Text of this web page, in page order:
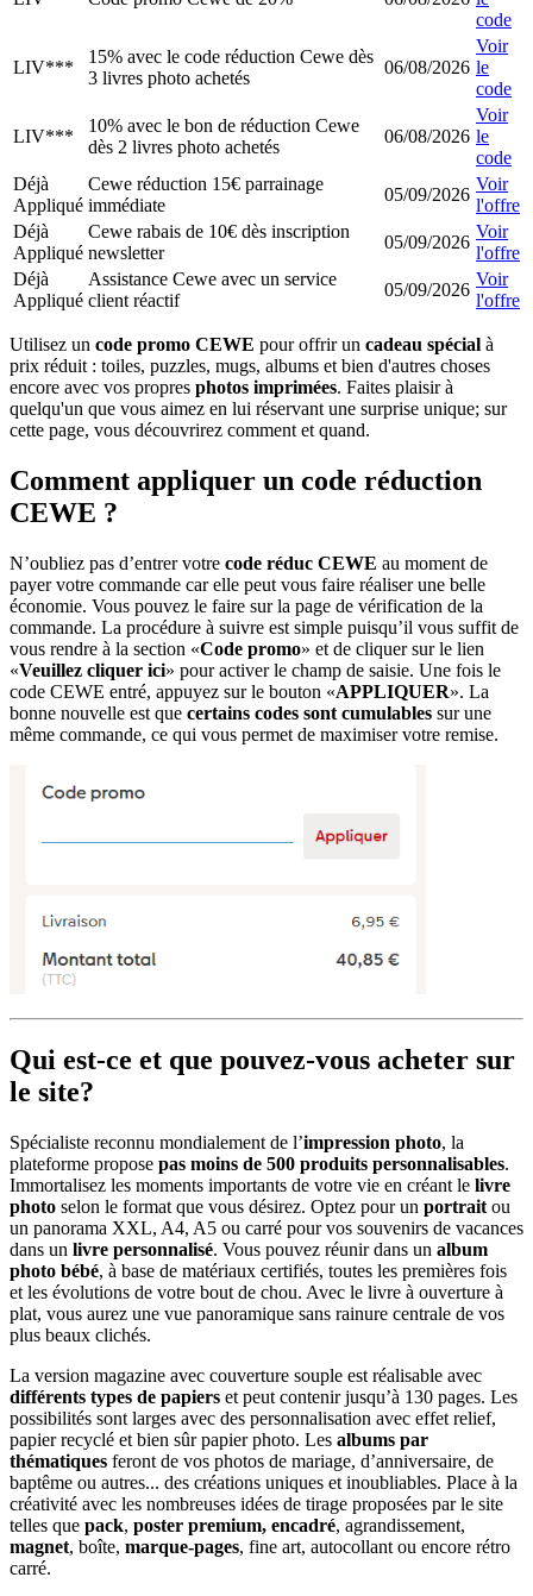
code
LIV***
15% avec le code réduction Cewe dès
3 livres photo achetés
06/08/2026
Voir
le
code
LIV***
10% avec le bon de réduction Cewe
dès 2 livres photo achetés
06/08/2026
Voir
le
code
Déjà
Appliqué
Cewe réduction 15€ parrainage
immédiate
05/09/2026
Voir
l'offre
Déjà
Appliqué
Cewe rabais de 10€ dès inscription
newsletter
05/09/2026
Voir
l'offre
Déjà
Appliqué
Assistance Cewe avec un service
client réactif
05/09/2026
Voir
l'offre
Utilisez un code promo CEWE pour offrir un cadeau spécial à
prix réduit : toiles, puzzles, mugs, albums et bien d'autres choses
encore avec vos propres photos imprimées. Faites plaisir à
quelqu'un que vous aimez en lui réservant une surprise unique; sur
cette page, vous découvrirez comment et quand.
Comment appliquer un code réduction
CEWE ?
N’oubliez pas d’entrer votre code réduc CEWE au moment de
payer votre commande car elle peut vous faire réaliser une belle
économie. Vous pouvez le faire sur la page de vérification de la
commande. La procédure à suivre est simple puisqu’il vous suffit de
vous rendre à la section «Code promo» et de cliquer sur le lien
«Veuillez cliquer ici» pour activer le champ de saisie. Une fois le
code CEWE entré, appuyez sur le bouton «APPLIQUER». La
bonne nouvelle est que certains codes sont cumulables sur une
même commande, ce qui vous permet de maximiser votre remise.
Qui est-ce et que pouvez-vous acheter sur
le site?
Spécialiste reconnu mondialement de l’impression photo, la
plateforme propose pas moins de 500 produits personnalisables.
Immortalisez les moments importants de votre vie en créant le livre
photo selon le format que vous désirez. Optez pour un portrait ou
un panorama XXL, A4, A5 ou carré pour vos souvenirs de vacances
dans un livre personnalisé. Vous pouvez réunir dans un album
photo bébé, à base de matériaux certifiés, toutes les premières fois
et les évolutions de votre bout de chou. Avec le livre à ouverture à
plat, vous aurez une vue panoramique sans rainure centrale de vos
plus beaux clichés.
La version magazine avec couverture souple est réalisable avec
différents types de papiers et peut contenir jusqu’à 130 pages. Les
possibilités sont larges avec des personnalisation avec effet relief,
papier recyclé et bien sûr papier photo. Les albums par
thématiques feront de vos photos de mariage, d’anniversaire, de
baptême ou autres... des créations uniques et inoubliables. Place à la
créativité avec les nombreuses idées de tirage proposées par le site
telles que pack, poster premium, encadré, agrandissement,
magnet, boîte, marque-pages, fine art, autocollant ou encore rétro
carré.